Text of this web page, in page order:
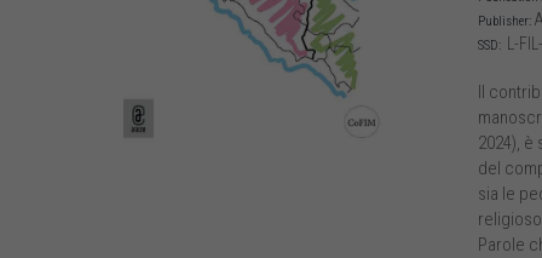
Publisher:
SSD: L-
Il
2024),
del
sia le
Parole